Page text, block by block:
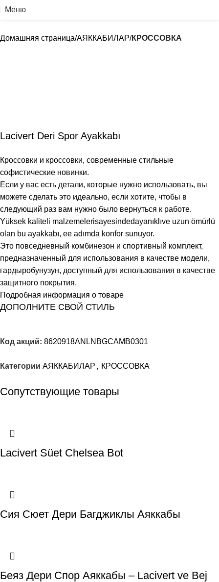
Меню
Домашняя страница АЯККАБИЛАР КРОССОВКА
Lacivert Deri Spor Ayakkabı
Кроссовки и кроссовки, современные стильные
софистические новинки.
Если у вас есть детали, которые нужно использовать, вы
можете сделать это идеально, если хотите, чтобы в
следующий раз вам нужно было вернуться к работе.
Yüksek kaliteli malzemelerisayesindedayanıklıve uzun ömürlü
olan bu ayakkabı, ее adımda konfor sunuyor.
Это повседневный комбинезон и спортивный комплект,
предназначенный для использования в качестве модели,
гардыробунузун, доступный для использования в качестве
защитного покрытия.
Подробная информация о товаре
ДОПОЛНИТЕ СВОЙ СТИЛЬ
Код акций: 8620918ANLNBGCAMB0301
Категории АЯККАБИЛАР , КРОССОВКА
Сопутствующие товары
Lacivert Süet Chelsea Bot
Сия Сюет Дери Багджиклы Аяккабы
Беяз Дери Спор Аяккабы – Lacivert ve Bej